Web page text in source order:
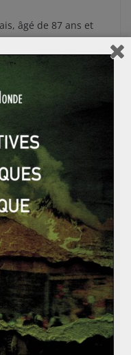
âgé de 87 ans et
crise économique
minorité anglophone,
consolider son
qui gangrènent
compte
président
politique et
pays d’une main
le pouvoir en 1986
Obote. Qualifié de
à la tête du
il a pour
ADF-Nalu. Ce
grande échelle à
la frontière avec la